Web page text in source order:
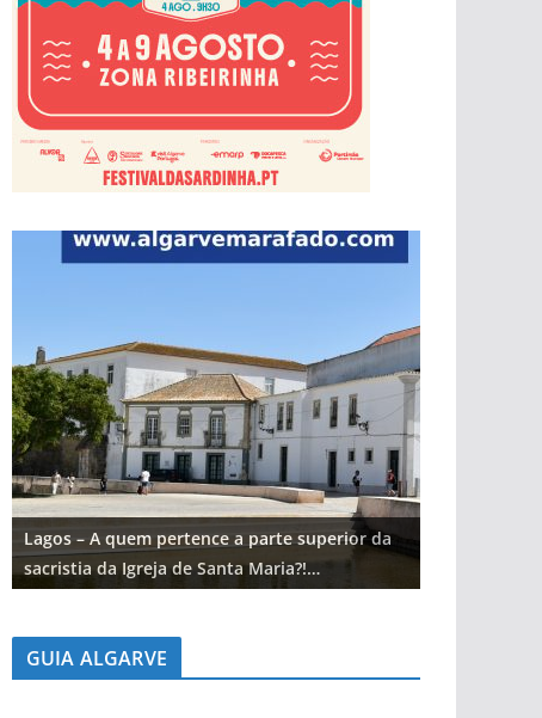
Lagos – A quem pertence a parte superior da
sacristia da Igreja de Santa Maria?!…
GUIA ALGARVE